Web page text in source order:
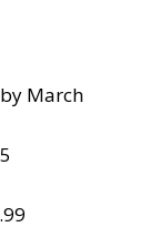
March